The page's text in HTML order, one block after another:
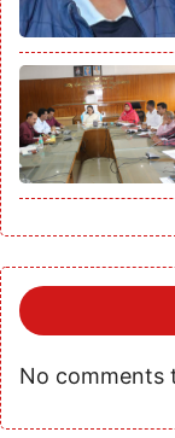
No comments